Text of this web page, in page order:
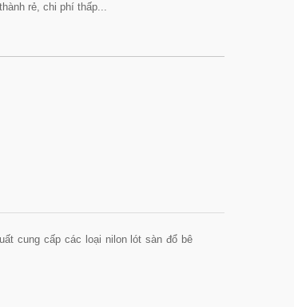
rẻ, chi phí thấp...
cung cấp các loại nilon lót sàn đổ bê